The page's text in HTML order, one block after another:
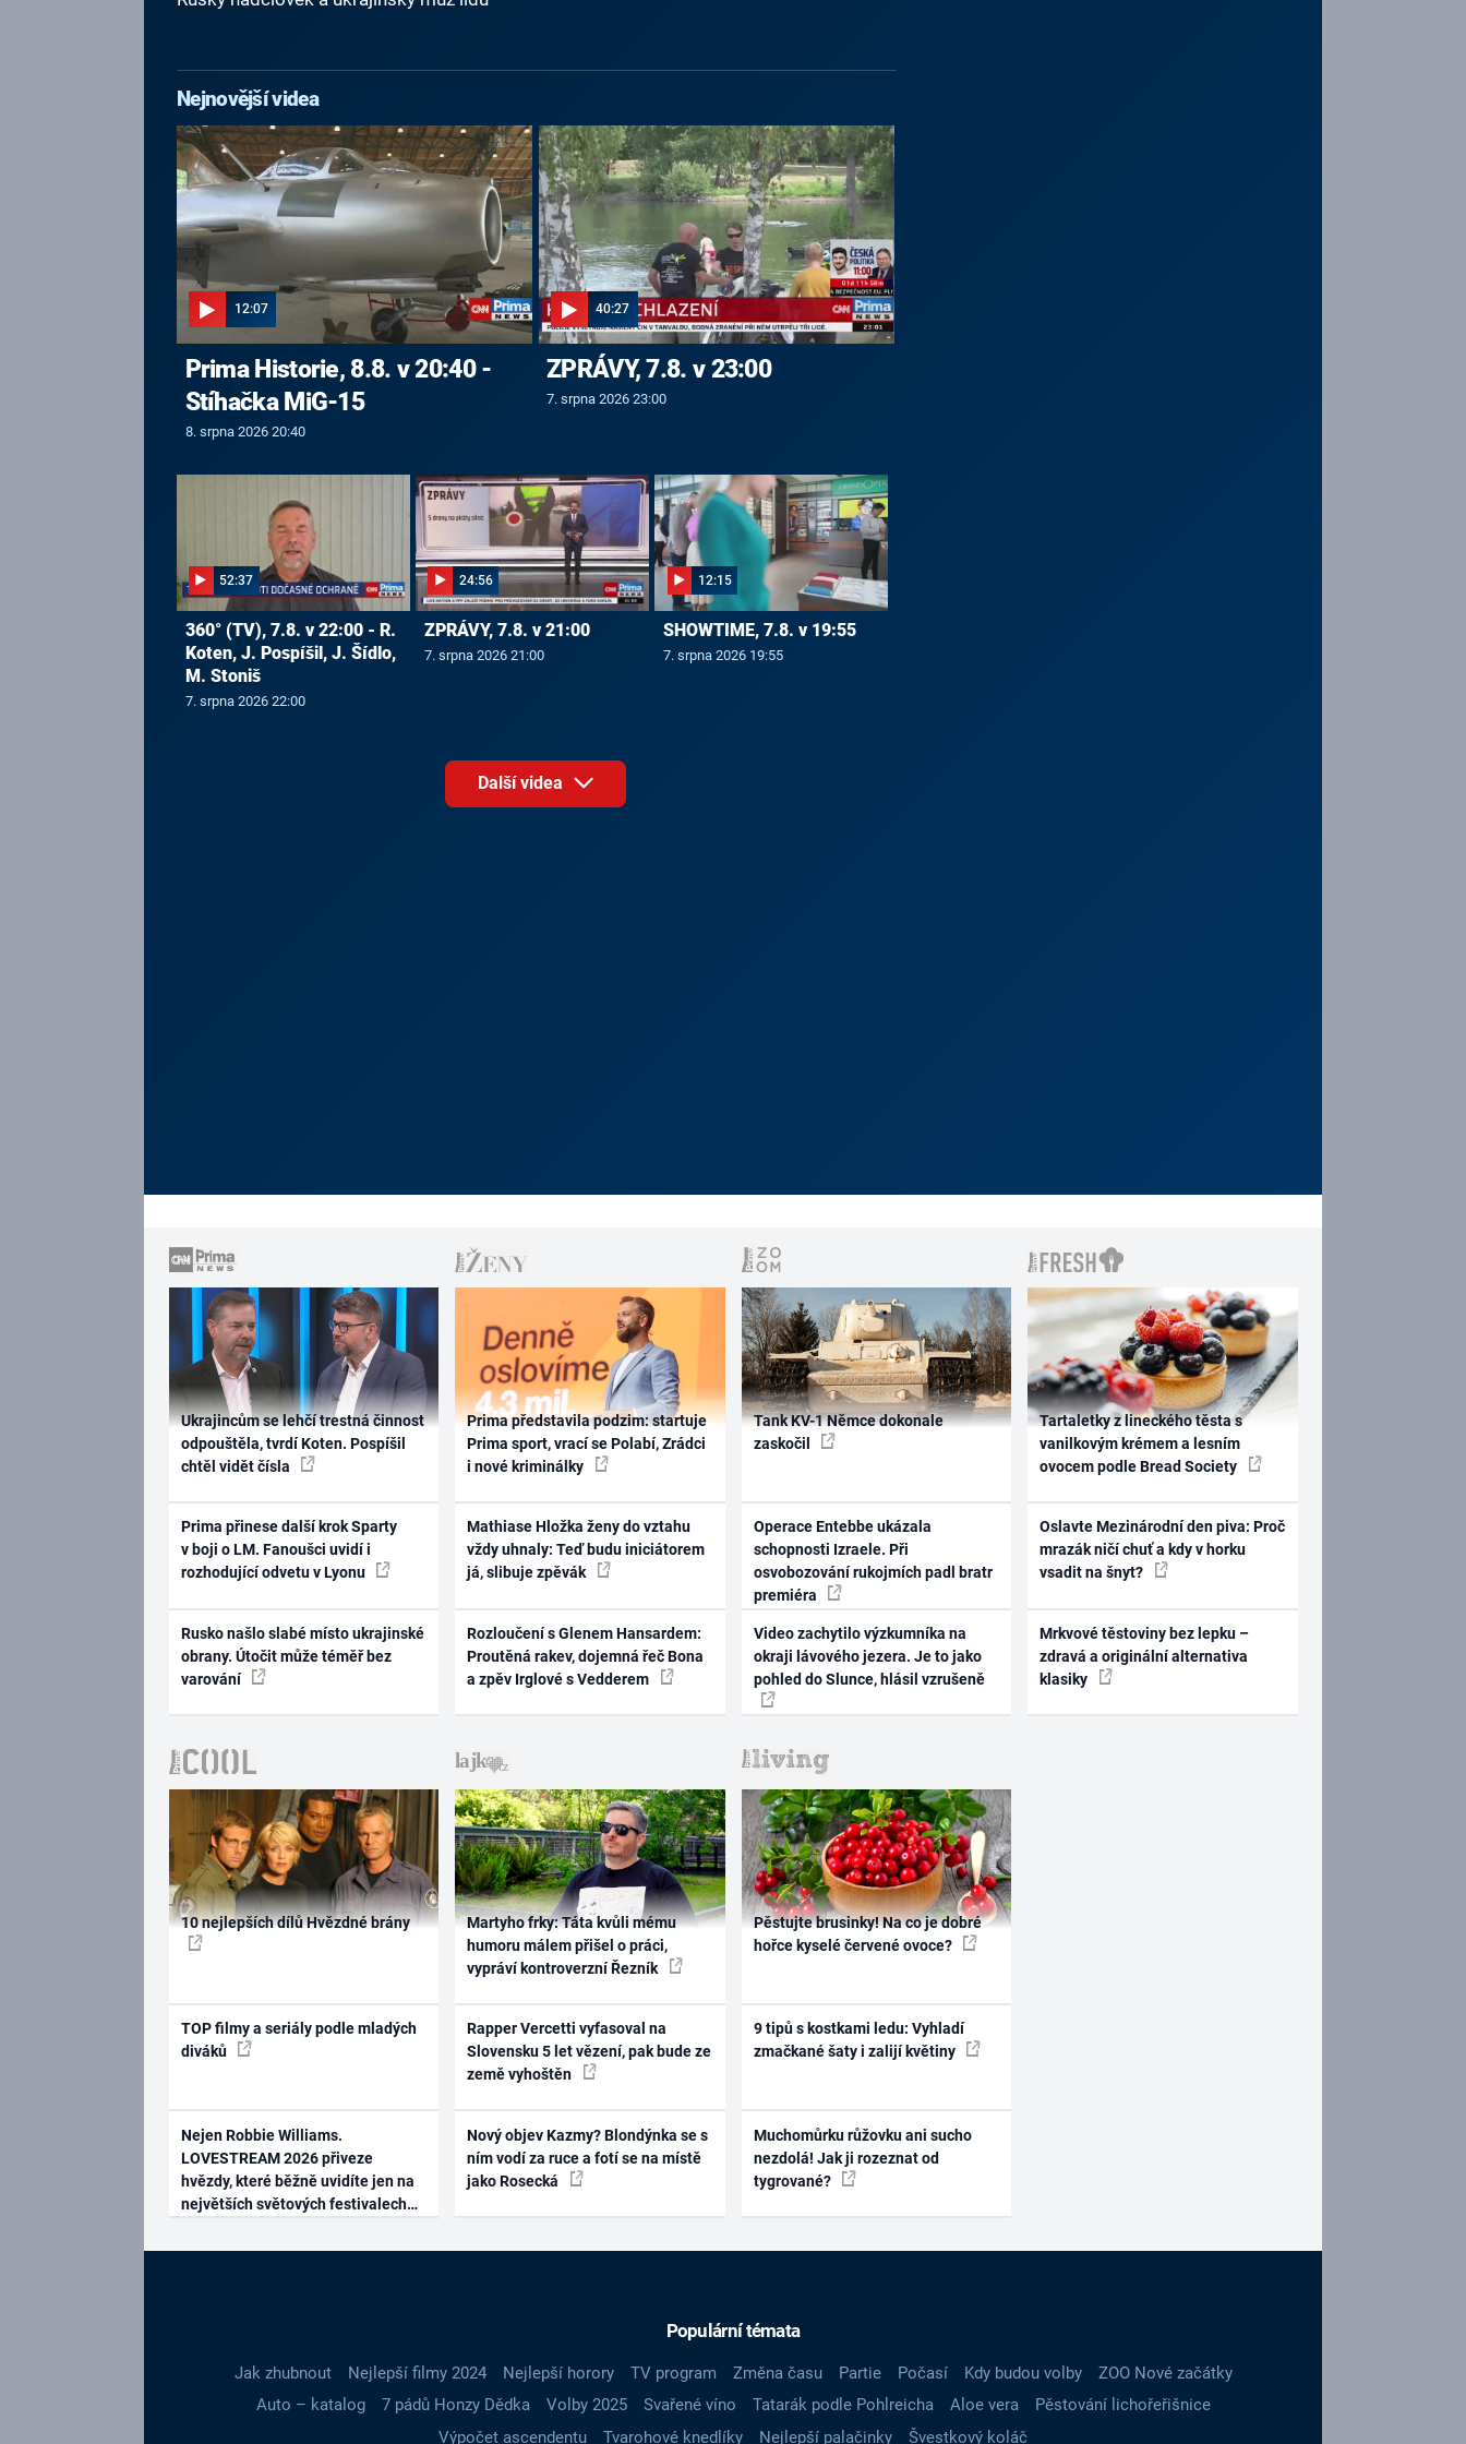
Nejnovější videa
12:07
Prima Historie, 8.8. v 20:40 -
Stíhačka MiG-15
8. srpna 2026 20:40
40:27
ZPRÁVY, 7.8. v 23:00
7. srpna 2026 23:00
52:37
360° (TV), 7.8. v 22:00 - R.
Koten, J. Pospíšil, J. Šídlo,
M. Stoniš
7. srpna 2026 22:00
24:56
ZPRÁVY, 7.8. v 21:00
7. srpna 2026 21:00
12:15
SHOWTIME, 7.8. v 19:55
7. srpna 2026 19:55
Další videa
Ukrajincům se lehčí trestná činnost
odpouštěla, tvrdí Koten. Pospíšil
chtěl vidět čísla
Prima přinese další krok Sparty
v boji o LM. Fanoušci uvidí i
rozhodující odvetu v Lyonu
Rusko našlo slabé místo ukrajinské
obrany. Útočit může téměř bez
varování
Prima představila podzim: startuje
Prima sport, vrací se Polabí, Zrádci
i nové kriminálky
Mathiase Hložka ženy do vztahu
vždy uhnaly: Teď budu iniciátorem
já, slibuje zpěvák
Rozloučení s Glenem Hansardem:
Proutěná rakev, dojemná řeč Bona
a zpěv Irglové s Vedderem
Tank KV-1 Němce dokonale
zaskočil
Operace Entebbe ukázala
schopnosti Izraele. Při
osvobozování rukojmích padl bratr
premiéra
Video zachytilo výzkumníka na
okraji lávového jezera. Je to jako
pohled do Slunce, hlásil vzrušeně
Tartaletky z lineckého těsta s
vanilkovým krémem a lesním
ovocem podle Bread Society
Oslavte Mezinárodní den piva: Proč
mrazák ničí chuť a kdy v horku
vsadit na šnyt?
Mrkvové těstoviny bez lepku –
zdravá a originální alternativa
klasiky
10 nejlepších dílů Hvězdné brány
TOP filmy a seriály podle mladých
diváků
Nejen Robbie Williams.
LOVESTREAM 2026 přiveze
hvězdy, které běžně uvidíte jen na
největších světových festivalech
Martyho frky: Táta kvůli mému
humoru málem přišel o práci,
vypráví kontroverzní Řezník
Rapper Vercetti vyfasoval na
Slovensku 5 let vězení, pak bude ze
země vyhoštěn
Nový objev Kazmy? Blondýnka se s
ním vodí za ruce a fotí se na místě
jako Rosecká
Pěstujte brusinky! Na co je dobré
hořce kyselé červené ovoce?
9 tipů s kostkami ledu: Vyhladí
zmačkané šaty i zalijí květiny
Muchomůrku růžovku ani sucho
nezdolá! Jak ji rozeznat od
tygrované?
Populární témata
Jak zhubnout Nejlepší filmy 2024 Nejlepší horory TV program Změna času Partie Počasí Kdy budou volby
ZOO Nové začátky
Auto – katalog
7 pádů Honzy Dědka Volby 2025 Svařené víno Tatarák podle Pohlreicha Aloe vera
Pěstování lichořeřišnice
Výpočet ascendentu
Tvarohové knedlíky Nejlepší palačinky Švestkový koláč